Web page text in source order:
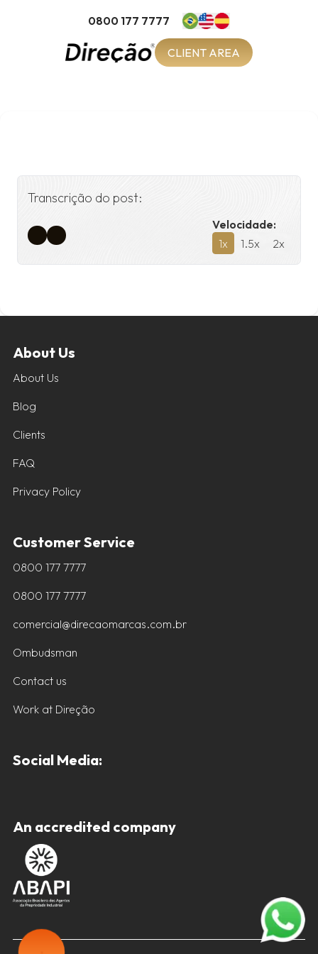
0800 177 7777
CLIENT AREA
Transcrição do post:
Velocidade:
1x 1.5x 2x
About Us
About Us
Blog
Clients
FAQ
Privacy Policy
Customer Service
0800 177 7777
0800 177 7777
comercial@direcaomarcas.com.br
Ombudsman
Contact us
Work at Direção
Social Media:
An accredited company